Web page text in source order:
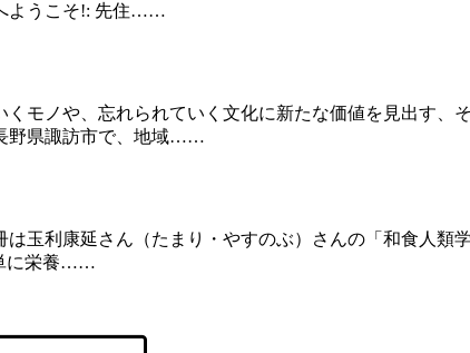
ようこそ!: 先住……
くモノや、忘れられていく文化に新たな価値を見出す
野県諏訪市で、地域……
は玉利康延さん（たまり・やすのぶ）さんの「和食人
に栄養……